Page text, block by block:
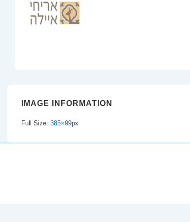
IMAGE INFORMATION
Full Size: 385×99px